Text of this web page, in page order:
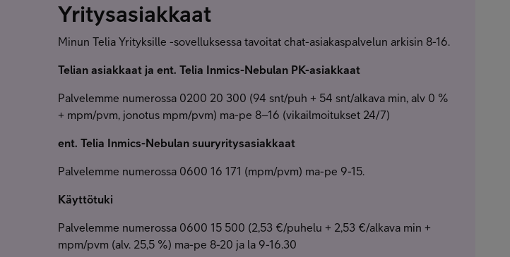
Yritysasiakkaat
Minun Telia Yrityksille -sovelluksessa tavoitat chat-asiakaspalvelun arkisin 8-16.
Telian asiakkaat ja ent. Telia Inmics-Nebulan PK-asiakkaat
Palvelemme numerossa 0200 20 300 (94 snt/puh + 54 snt/alkava min, alv 0 %
+ mpm/pvm, jonotus mpm/pvm) ma-pe 8–16 (vikailmoitukset 24/7)
ent. Telia Inmics-Nebulan suuryritysasiakkaat
Palvelemme numerossa 0600 16 171 (mpm/pvm) ma-pe 9-15.
Käyttötuki
Palvelemme numerossa 0600 15 500 (2,53 €/puhelu + 2,53 €/alkava min +
mpm/pvm (alv. 25,5 %) ma-pe 8-20 ja la 9-16.30